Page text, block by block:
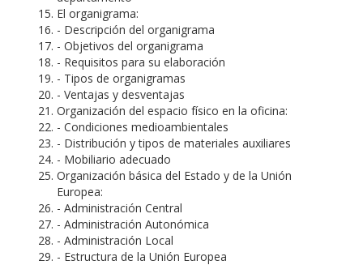
El organigrama:
- Descripción del organigrama
- Objetivos del organigrama
- Requisitos para su elaboración
- Tipos de organigramas
- Ventajas y desventajas
Organización del espacio físico en la oficina:
- Condiciones medioambientales
- Distribución y tipos de materiales auxiliares
- Mobiliario adecuado
Organización básica del Estado y de la Unión
Europea:
- Administración Central
- Administración Autonómica
- Administración Local
- Estructura de la Unión Europea